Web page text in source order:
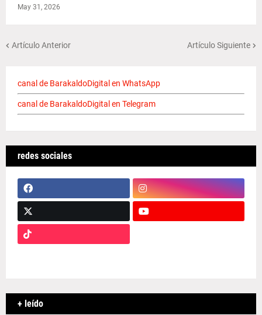
May 31, 2026
Artículo Anterior Artículo Siguiente
canal de BarakaldoDigital en WhatsApp
canal de BarakaldoDigital en Telegram
redes sociales
+ leído